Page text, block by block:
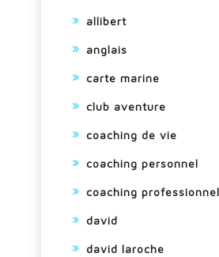
allibert
anglais
carte marine
club aventure
coaching de vie
coaching personnel
coaching professionnel
david
david laroche